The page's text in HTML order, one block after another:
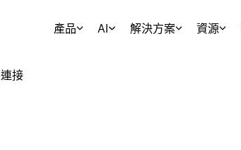
產品 AI 解決方案 資源
連接